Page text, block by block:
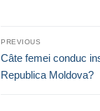
Navigare
în
articole
PREVIOUS
Previous
post:
Câte femei conduc
Republica Moldova?